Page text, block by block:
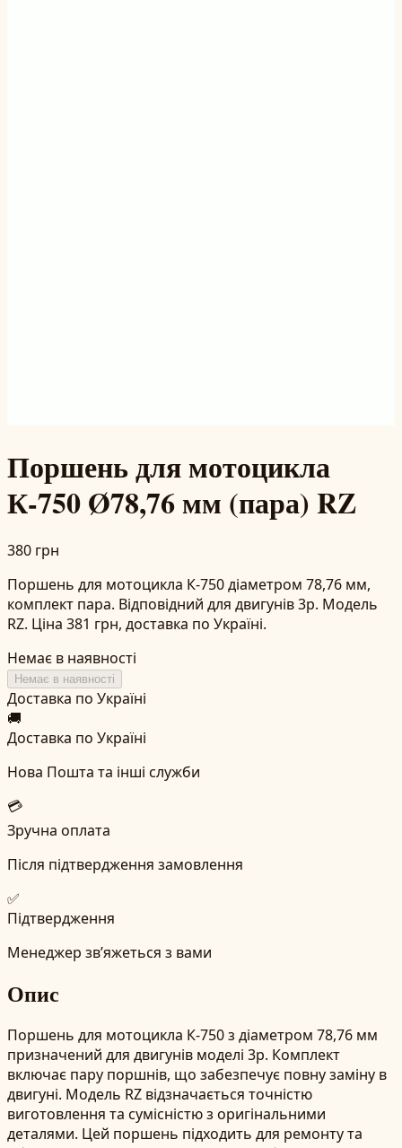
Поршень для мотоцикла
К-750 Ø78,76 мм (пара) RZ
380 грн
Поршень для мотоцикла К-750 діаметром 78,76 мм,
комплект пара. Відповідний для двигунів 3р. Модель
RZ. Ціна 381 грн, доставка по Україні.
Немає в наявності
Немає в наявності
Доставка по Україні
🚚
Доставка по Україні
Нова Пошта та інші служби
💳
Зручна оплата
Після підтвердження замовлення
✅
Підтвердження
Менеджер зв’яжеться з вами
Опис
Поршень для мотоцикла К-750 з діаметром 78,76 мм
призначений для двигунів моделі 3р. Комплект
включає пару поршнів, що забезпечує повну заміну в
двигуні. Модель RZ відзначається точністю
виготовлення та сумісністю з оригінальними
деталями. Цей поршень підходить для ремонту та